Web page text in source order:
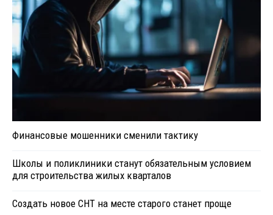
Финансовые мошенники сменили тактику
Школы и поликлиники станут обязательным условием
для строительства жилых кварталов
Создать новое СНТ на месте старого станет проще